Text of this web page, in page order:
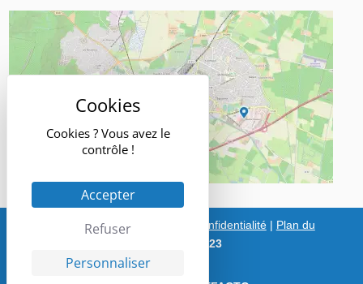
Cookies ? Vous avez le
contrôle !
Accepter
Refuser
Personnaliser
Mentions légales| Politique de confidentialité| Plan du
Galerie Bonne Source ©2023